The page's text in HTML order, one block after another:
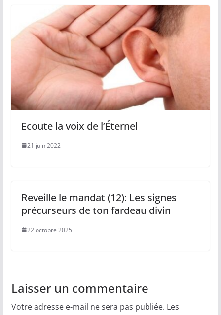
Ecoute la voix de l’Éternel
21 juin 2022
Reveille le mandat (12): Les signes
précurseurs de ton fardeau divin
22 octobre 2025
Laisser un commentaire
Votre adresse e-mail ne sera pas publiée. Les